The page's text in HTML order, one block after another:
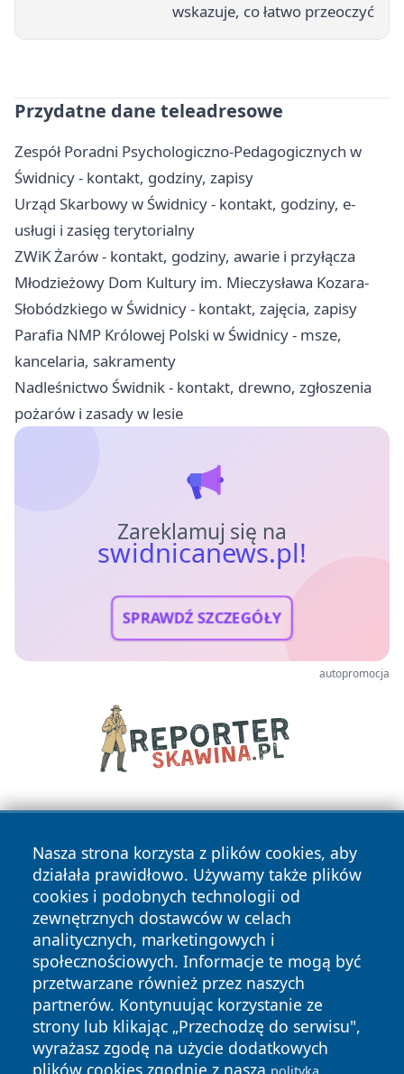
wskazuje, co łatwo przeoczyć
Przydatne dane teleadresowe
Zespół Poradni Psychologiczno-Pedagogicznych w
Świdnicy - kontakt, godziny, zapisy
Urząd Skarbowy w Świdnicy - kontakt, godziny, e-
usługi i zasięg terytorialny
ZWiK Żarów - kontakt, godziny, awarie i przyłącza
Młodzieżowy Dom Kultury im. Mieczysława Kozara-
Słobódzkiego w Świdnicy - kontakt, zajęcia, zapisy
Parafia NMP Królowej Polski w Świdnicy - msze,
kancelaria, sakramenty
Nadleśnictwo Świdnik - kontakt, drewno, zgłoszenia
pożarów i zasady w lesie
Zareklamuj się na
swidnicanews.pl!
SPRAWDŹ SZCZEGÓŁY
autopromocja
Nasza strona korzysta z plików cookies, aby
działała prawidłowo. Używamy także plików
cookies i podobnych technologii od
zewnętrznych dostawców w celach
analitycznych, marketingowych i
społecznościowych. Informacje te mogą być
przetwarzane również przez naszych
partnerów. Kontynuując korzystanie ze
strony lub klikając „Przechodzę do serwisu",
wyrażasz zgodę na użycie dodatkowych
plików cookies zgodnie z naszą
Copyright © 2026 swidnicanews.pl Wszystkie prawa
zastrzeżone.
News Autorzy
Polityka
Prywatności
Polityka
Cookies